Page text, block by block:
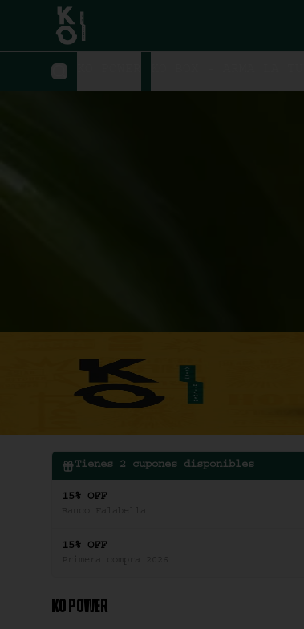
Tienes 2 cupones disponibles
15% OFF
15% OFF
Primera compra 2026
KO POWER